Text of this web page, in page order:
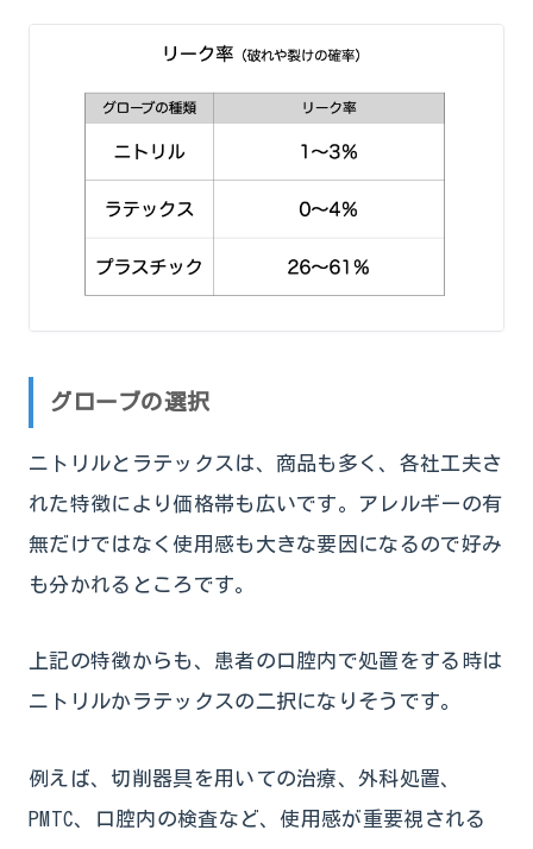
グローブの選択
ニトリルとラテックスは、商品も多く、各社工夫さ
れた特徴により価格帯も広いです。アレルギーの有
無だけではなく使用感も大きな要因になるので好み
も分かれるところです。
上記の特徴からも、患者の口腔内で処置をする時は
ニトリルかラテックスの二択になりそうです。
例えば、切削器具を用いての治療、外科処置、
PMTC、口腔内の検査など、使用感が重要視される